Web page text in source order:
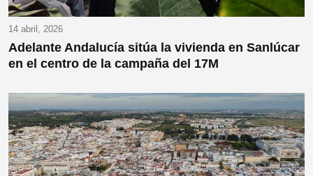
14 abril, 2026
Adelante Andalucía sitúa la vivienda en Sanlúcar
en el centro de la campaña del 17M